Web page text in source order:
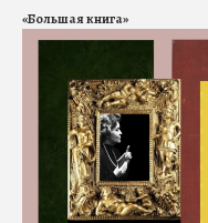
«Большая книга»